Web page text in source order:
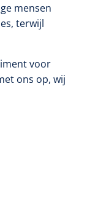
mensen
terwijl
voor
ons op, wij